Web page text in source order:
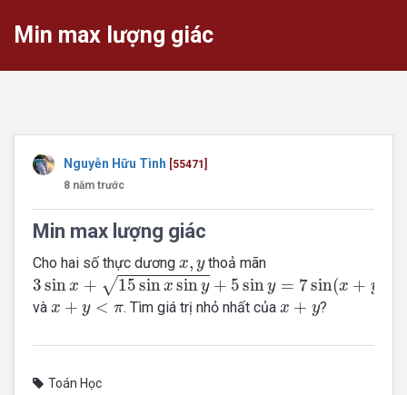
Min max lượng giác
Nguyễn Hữu Tình
[55471]
8 năm trước
Min max lượng giác
Cho hai số thực dương x, y
x, y thoả mãn
3sinx + √15sinx siny + 5siny = 7sin(x + y
3sinx+ 15 sinxsiny+5siny=7sin(x
và x + y < π
x+ y <π . Tìm giá trị nhỏ nhất củax + y
x+ y ?
Toán Học